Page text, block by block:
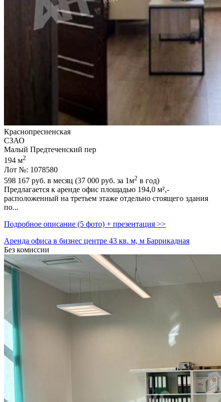
Краснопресненская
СЗАО
Малый Предтеченский пер
194 м2
Лот №: 1078580
598 167 руб. в месяц (37 000 руб. за 1м2 в год)
Предлагается к аренде офис площадью 194,­0 м²,­
расположенный на третьем этаже отдельно стоящего здания
по...
Подробное описание (5 фото) + презентация >>
Аренда офиса в бизнес центре 43 кв. м, м Баррикадная
Без комиссии